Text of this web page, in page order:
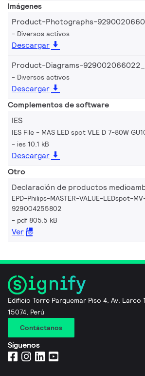
Imágenes
Product-Photographs-
Diversos activos
Descargar
Product-Diagrams-
Diversos activos
Descargar
Complementos de software
IES
IES File - MAS LED spot VLE D 7-80W
ies 10.1 kB
Descargar
Otro
Declaración de productos
EPD-Philips-MASTER-VALUE-LEDspot-
929004255802
pdf 805.5 kB
Ver
Edificio Torre Parquemar Piso 4, Av. Larco
15074, Perú
Contáctanos
Síguenos